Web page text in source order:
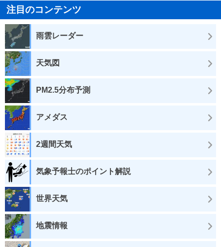
注目のコンテンツ
雨雲レーダー
天気図
PM2.5分布予測
アメダス
2週間天気
気象予報士のポイント解説
世界天気
地震情報